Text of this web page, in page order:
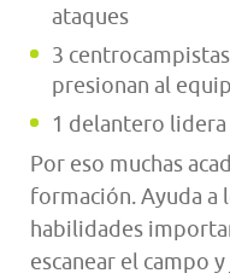
ataques
3
presionan al
1 delantero
Por eso muchas
formación. Ayuda a
habilidades
escanear el campo